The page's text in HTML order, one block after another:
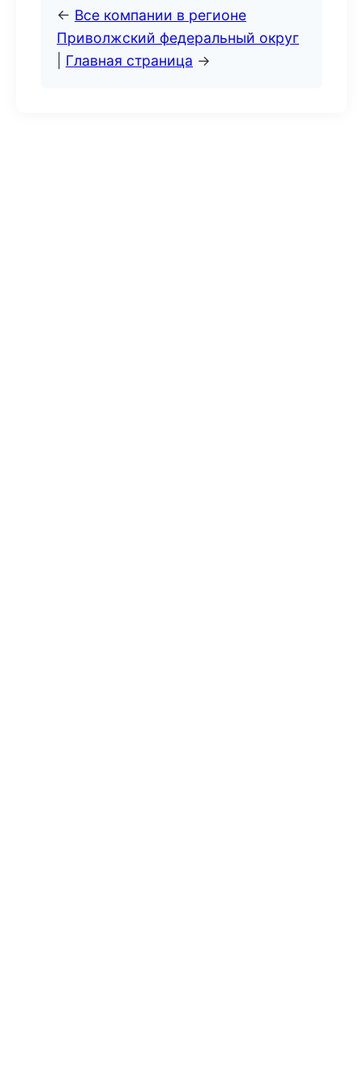
← Все компании в регионе
Приволжский федеральный округ
Главная страница →